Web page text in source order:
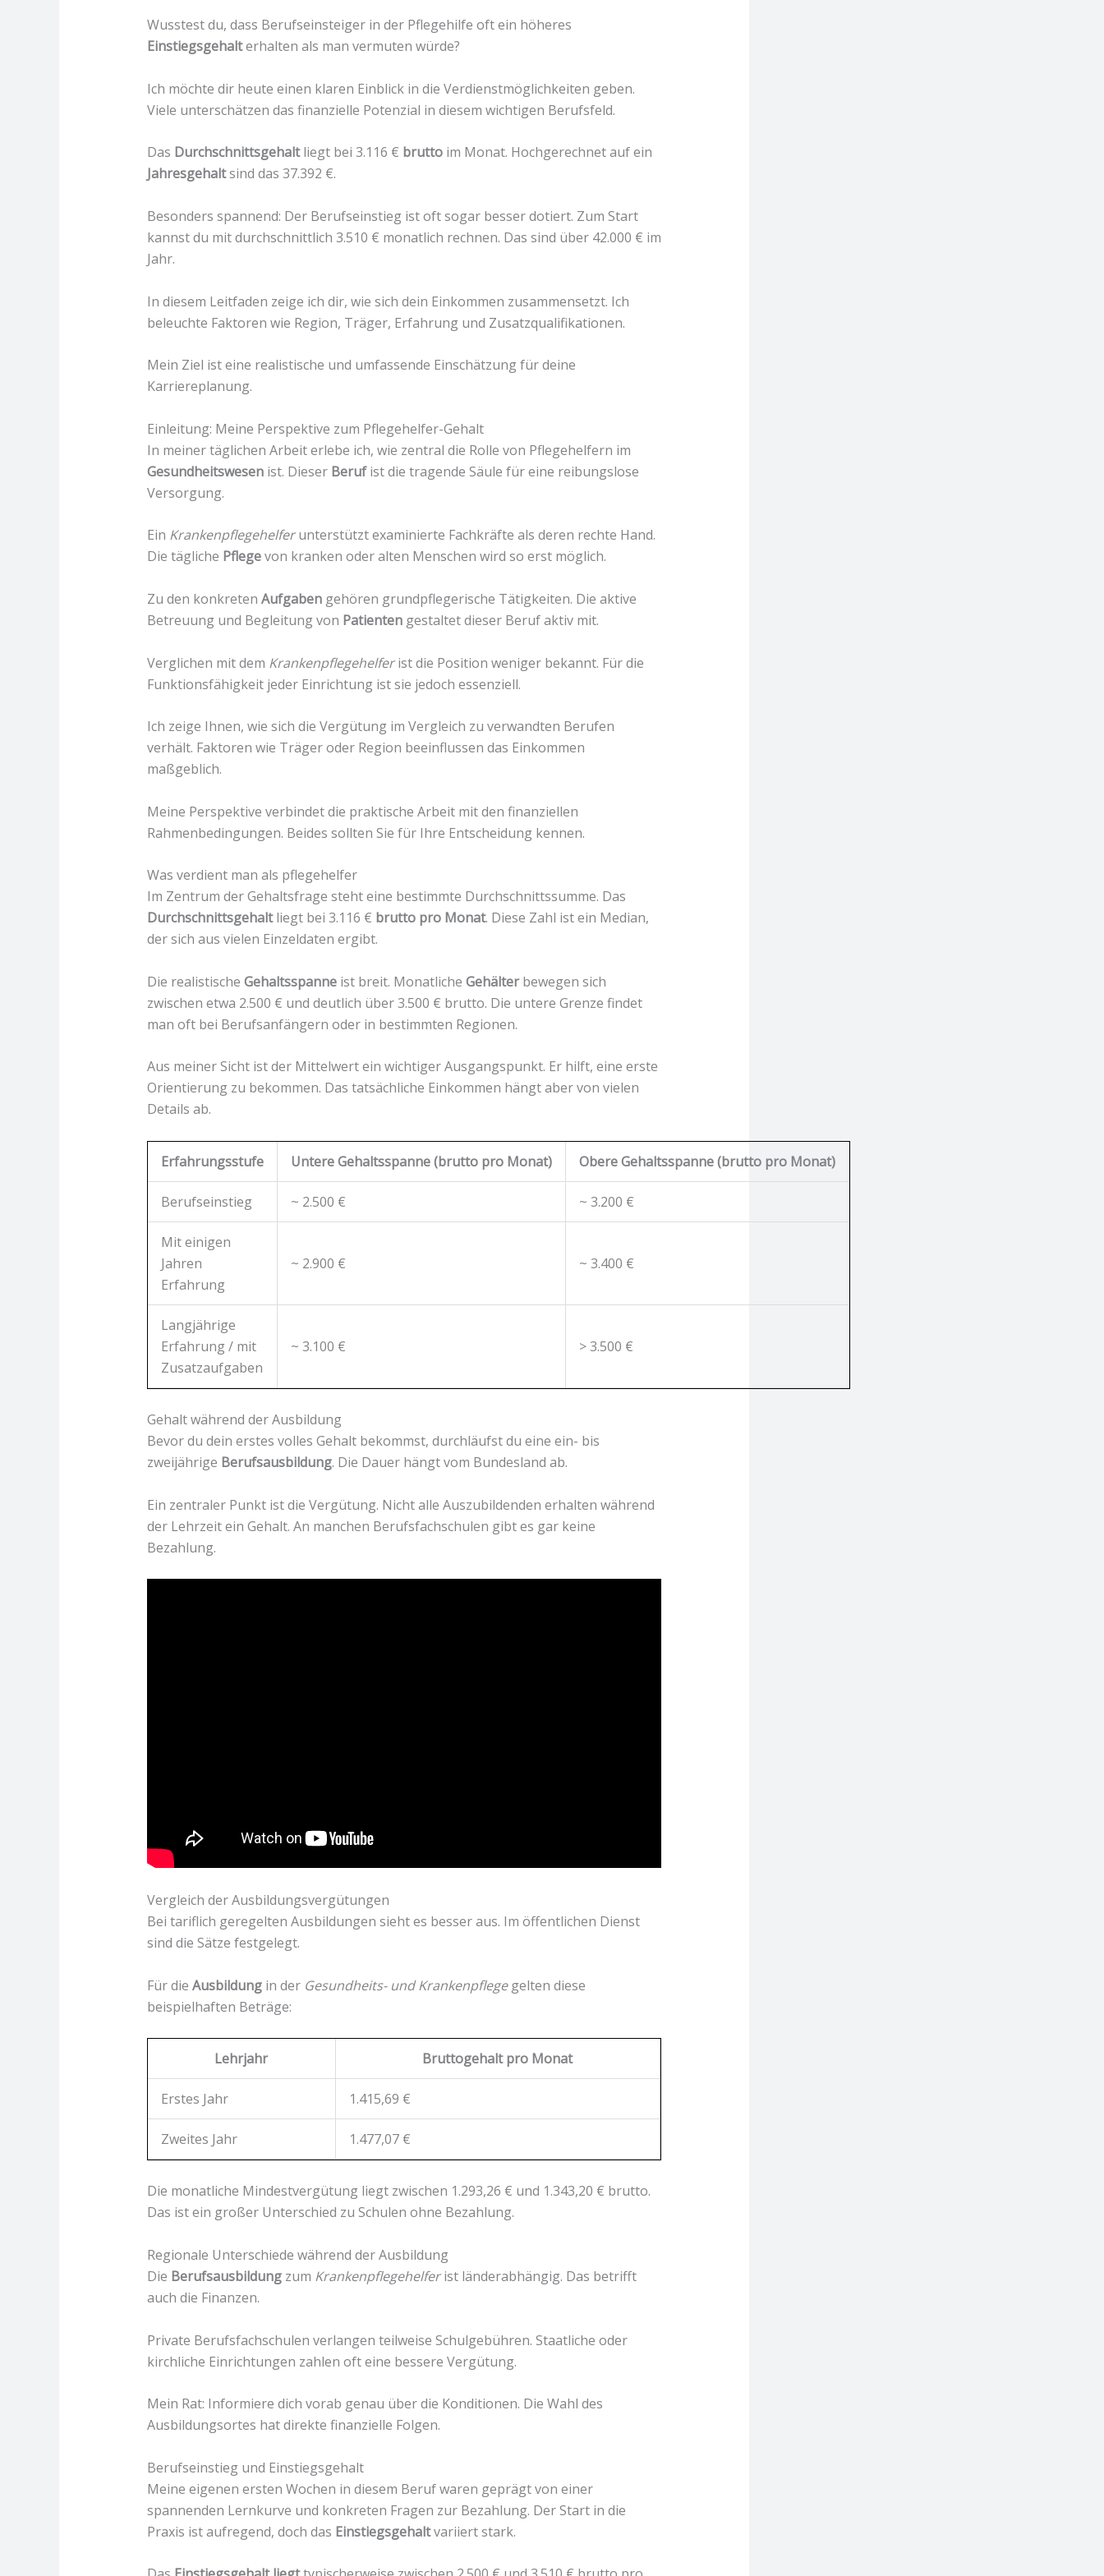
Wusstest du, dass Berufseinsteiger in der Pflegehilfe oft ein höheres
Einstiegsgehalterhalten als man vermuten würde?
Ich möchte dir heute einen klaren Einblick in die Verdienstmöglichkeiten geben.
Viele unterschätzen das finanzielle Potenzial in diesem wichtigen Berufsfeld.
Das Durchschnittsgehaltliegt bei 3.116 € bruttoim Monat. Hochgerechnet auf ein
Jahresgehaltsind das 37.392 €.
Besonders spannend: Der Berufseinstieg ist oft sogar besser dotiert. Zum Start
kannst du mit durchschnittlich 3.510 € monatlich rechnen. Das sind über 42.000 € im
Jahr.
In diesem Leitfaden zeige ich dir, wie sich dein Einkommen zusammensetzt. Ich
beleuchte Faktoren wie Region, Träger, Erfahrung und Zusatzqualifikationen.
Mein Ziel ist eine realistische und umfassende Einschätzung für deine
Karriereplanung.
Einleitung: Meine Perspektive zum Pflegehelfer-Gehalt
In meiner täglichen Arbeit erlebe ich, wie zentral die Rolle von Pflegehelfern im
Gesundheitswesenist. Dieser Berufist die tragende Säule für eine reibungslose
Versorgung.
Ein Krankenpflegehelferunterstützt examinierte Fachkräfte als deren rechte Hand.
Die tägliche Pflegevon kranken oder alten Menschen wird so erst möglich.
Zu den konkreten Aufgabengehören grundpflegerische Tätigkeiten. Die aktive
Betreuung und Begleitung von Patientengestaltet dieser Beruf aktiv mit.
Verglichen mit dem Krankenpflegehelferist die Position weniger bekannt. Für die
Funktionsfähigkeit jeder Einrichtung ist sie jedoch essenziell.
Ich zeige Ihnen, wie sich die Vergütung im Vergleich zu verwandten Berufen
verhält. Faktoren wie Träger oder Region beeinflussen das Einkommen
maßgeblich.
Meine Perspektive verbindet die praktische Arbeit mit den finanziellen
Rahmenbedingungen. Beides sollten Sie für Ihre Entscheidung kennen.
Was verdient man als pflegehelfer
Im Zentrum der Gehaltsfrage steht eine bestimmte Durchschnittssumme. Das
Durchschnittsgehaltliegt bei 3.116 € brutto pro Monat. Diese Zahl ist ein Median,
der sich aus vielen Einzeldaten ergibt.
Die realistische Gehaltsspanneist breit. Monatliche Gehälterbewegen sich
zwischen etwa 2.500 € und deutlich über 3.500 € brutto. Die untere Grenze findet
man oft bei Berufsanfängern oder in bestimmten Regionen.
Aus meiner Sicht ist der Mittelwert ein wichtiger Ausgangspunkt. Er hilft, eine erste
Orientierung zu bekommen. Das tatsächliche Einkommen hängt aber von vielen
Details ab.
Erfahrungsstufe Untere Gehaltsspanne (brutto pro Monat) Obere Gehaltsspanne (brutto pro Monat)
Berufseinstieg ~ 2.500 € ~ 3.200 €
Mit einigen
Jahren
Erfahrung
~ 2.900 € ~ 3.400 €
Langjährige
Erfahrung / mit
Zusatzaufgaben
~ 3.100 € > 3.500 €
Gehalt während der Ausbildung
Bevor du dein erstes volles Gehalt bekommst, durchläufst du eine ein- bis
zweijährige Berufsausbildung. Die Dauer hängt vom Bundesland ab.
Ein zentraler Punkt ist die Vergütung. Nicht alle Auszubildenden erhalten während
der Lehrzeit ein Gehalt. An manchen Berufsfachschulen gibt es gar keine
Bezahlung.
Vergleich der Ausbildungsvergütungen
Bei tariflich geregelten Ausbildungen sieht es besser aus. Im öffentlichen Dienst
sind die Sätze festgelegt.
Für die Ausbildungin der Gesundheits- und Krankenpflegegelten diese
beispielhaften Beträge:
Lehrjahr Bruttogehalt pro Monat
Erstes Jahr 1.415,69 €
Zweites Jahr 1.477,07 €
Die monatliche Mindestvergütung liegt zwischen 1.293,26 € und 1.343,20 € brutto.
Das ist ein großer Unterschied zu Schulen ohne Bezahlung.
Regionale Unterschiede während der Ausbildung
Die Berufsausbildungzum Krankenpflegehelferist länderabhängig. Das betrifft
auch die Finanzen.
Private Berufsfachschulen verlangen teilweise Schulgebühren. Staatliche oder
kirchliche Einrichtungen zahlen oft eine bessere Vergütung.
Mein Rat: Informiere dich vorab genau über die Konditionen. Die Wahl des
Ausbildungsortes hat direkte finanzielle Folgen.
Berufseinstieg und Einstiegsgehalt
Meine eigenen ersten Wochen in diesem Beruf waren geprägt von einer
spannenden Lernkurve und konkreten Fragen zur Bezahlung. Der Start in die
Praxis ist aufregend, doch das Einstiegsgehaltvariiert stark.